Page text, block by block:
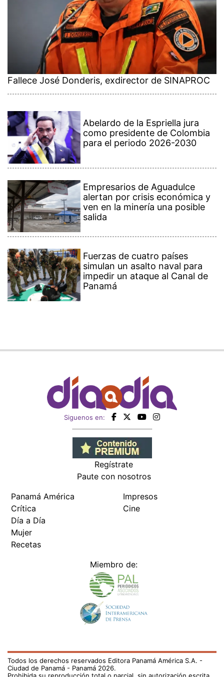
Fallece José Donderis, exdirector de SINAPROC
Abelardo de la Espriella jura
como presidente de Colombia
para el periodo 2026-2030
Empresarios de Aguadulce
alertan por crisis económica y
ven en la minería una posible
salida
Fuerzas de cuatro países
simulan un asalto naval para
impedir un ataque al Canal de
Panamá
Siguenos en:
Regístrate
Paute con nosotros
Panamá América
Crítica
Día a Día
Mujer
Recetas
Impresos
Cine
Miembro de:
Todos los derechos reservados Editora Panamá América S.A. -
Ciudad de Panamá - Panamá 2026.
Prohibida su reproducción total o parcial, sin autorización escrita